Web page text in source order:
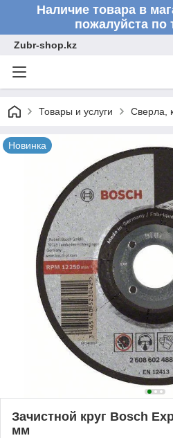
Наличие товара в
пожалуйста по
Zubr-shop.kz
Товары и услуги Сверла,
Новинка
Зачистной круг Bosch
мм